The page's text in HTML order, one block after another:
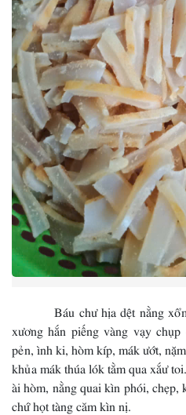
Báu chư hịa dệt nằng xổm
xương hắn piếng vàng vạy
pẻn, ình ki, hòm kíp, mák ướt,
khủa mák thúa lók tằm qua xắư
ài hòm, nằng quai kìn phói,
chứ họt tàng căm kìn nị.